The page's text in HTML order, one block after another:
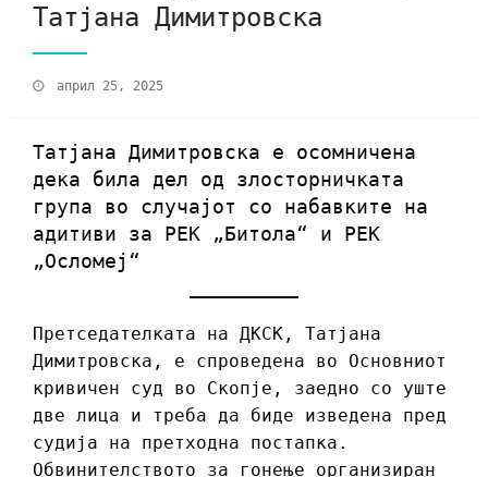
Татјана Димитровска
април 25, 2025
Татјана Димитровска е осомничена
дека била дел од злосторничката
група во случајот со набавките на
адитиви за РЕК „Битола“ и РЕК
„Осломеј“
Претседателката на ДКСК, Татјана
Димитровска, е спроведена во Основниот
кривичен суд во Скопје, заедно со уште
две лица и треба да биде изведена пред
судија на претходна постапка.
Обвинителството за гонење организиран